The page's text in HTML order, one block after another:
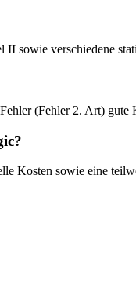
verschiedene
(Fehler 2. Art)
Kosten sowie eine